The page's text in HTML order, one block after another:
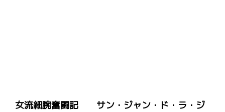
女流細腕奮闘記 サン・ジャン・ド・ラ・ジ